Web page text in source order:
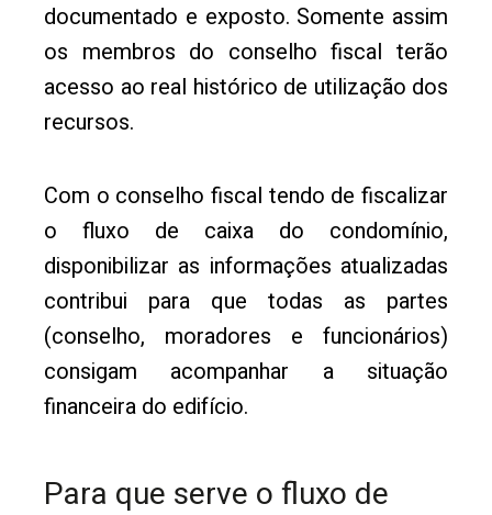
documentado e exposto. Somente assim
os membros do conselho fiscal terão
acesso ao real histórico de utilização dos
recursos.
Com o conselho fiscal tendo de fiscalizar
o fluxo de caixa do condomínio,
disponibilizar as informações atualizadas
contribui para que todas as partes
(conselho, moradores e funcionários)
consigam acompanhar a situação
financeira do edifício.
Para que serve o fluxo de